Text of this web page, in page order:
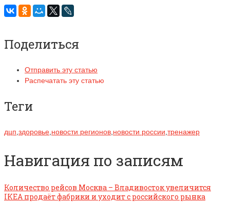
Поделиться
Отправить эту статью
Распечатать эту статью
Теги
дцп здоровье новости регионов новости россии тренажер
Навигация по записям
Количество рейсов Москва – Владивосток увеличится
IKEA продаёт фабрики и уходит с российского рынка